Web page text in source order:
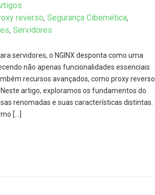
reverso, Segurança Cibernética,
, Servidores
servidores, o NGINX desponta como uma
não apenas funcionalidades essenciais
recursos avançados, como proxy reverso
artigo, exploramos os fundamentos do
renomadas e suas características distintas.
[…]